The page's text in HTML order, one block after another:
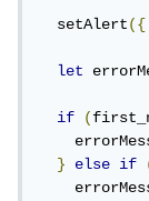
  setAlert
({
let
if (
}
else if